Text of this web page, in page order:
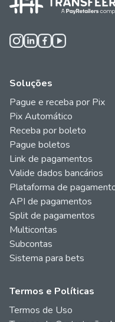
Soluções
Pague e receba por Pix
Pix Automático
Receba por boleto
Pague boletos
Link de pagamentos
Valide dados bancários
Plataforma de
API de pagamentos
Split de pagamentos
Multicontas
Subcontas
Sistema para bets
Termos e Políticas
Termos de Uso